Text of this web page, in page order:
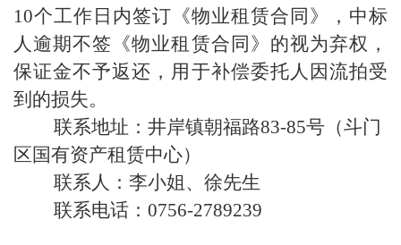
10个工作日内签订《物业租赁合同》，中标
人逾期不签《物业租赁合同》的视为弃权，
保证金不予返还，用于补偿委托人因流拍受
到的损失。
联系地址：井岸镇朝福路83-85号（斗门
区国有资产租赁中心）
联系人：李小姐、徐先生
联系电话： 0756-2789239